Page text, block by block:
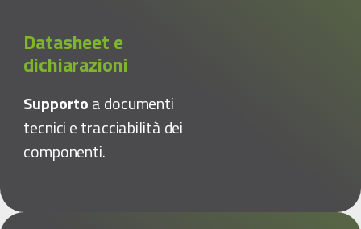
Datasheet e
dichiarazioni
Supportoa documenti
tecnici e tracciabilità dei
componenti.